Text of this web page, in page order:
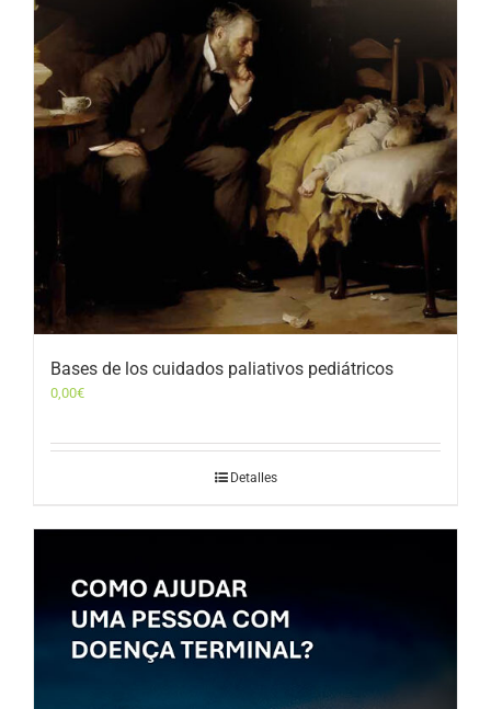
Bases de los cuidados paliativos pediátricos
0,00€
Detalles